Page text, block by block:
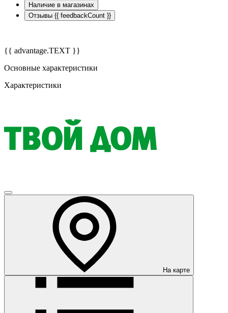
Наличие в магазинах
Отзывы {{ feedbackCount }}
{{ advantage.TEXT }}
Основные характеристики
Характеристики
На карте